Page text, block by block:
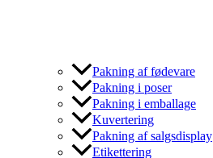
Pakning af fødevare
Pakning i poser
Pakning i emballage
Kuvertering
Pakning af salgsdisplay
Etikettering